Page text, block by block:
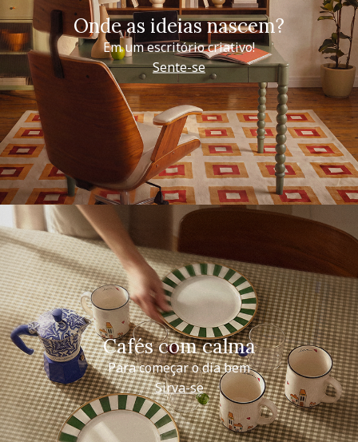
Onde as ideias nascem?
Em um escritório criativo!
Sente-se
Cafés com calma
Para começar o dia bem
Sirva-se